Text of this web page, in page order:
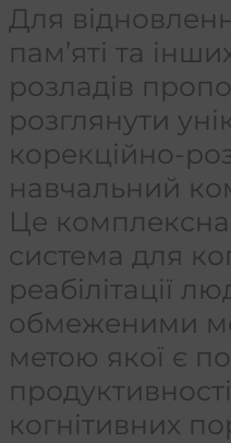
Для
пам’яті та
розладів
розглянути
корекційно-
навчальний
Це комплексна
система для
реабілітації
обмеженими
метою якої є
когнітивних